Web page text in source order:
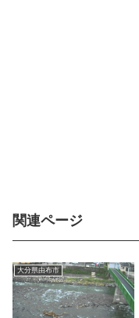
関連ページ
大分県由布市